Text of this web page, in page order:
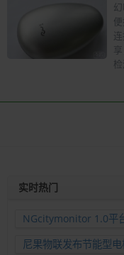
实时热门
NGcitymonitor 1.0平
准运维新范式
尼果物联发布节能型